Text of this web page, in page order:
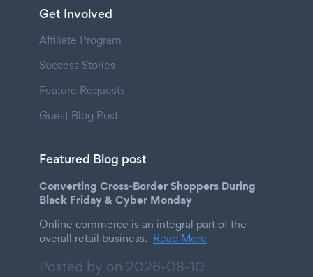
Get Involved
Affiliate Program
Success Stories
Feature Requests
Guest Blog Post
Featured Blog post
Converting Cross-Border Shoppers During
Black Friday & Cyber Monday
Online commerce is an integral part of the
overall retail business. Read More
Posted by on 2026-08-10